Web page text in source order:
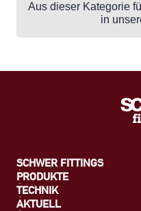
Aus dieser Kategorie
in
SCHWER FITTINGS
PRODUKTE
TECHNIK
AKTUELL